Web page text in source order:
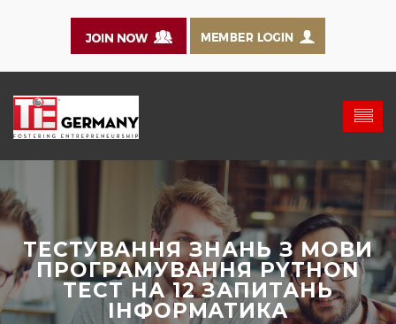
ТЕСТУВАННЯ ЗНАНЬ З МОВИ
ПРОГРАМУВАННЯ PYTHON
ТЕСТ НА 12 ЗАПИТАНЬ
ІНФОРМАТИКА